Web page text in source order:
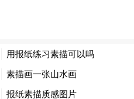
季度蔚来品牌的平均
马高出5万元，是奥迪
来在高端市场的定价